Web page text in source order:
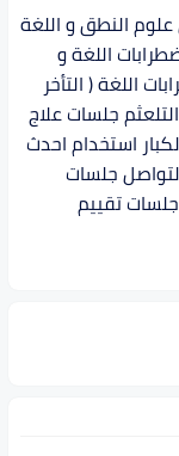
النطق و اللغة
اللغة و
اللغة ( التأخر
جلسات علاج
استخدام احدث
جلسات
جلسات تقييم